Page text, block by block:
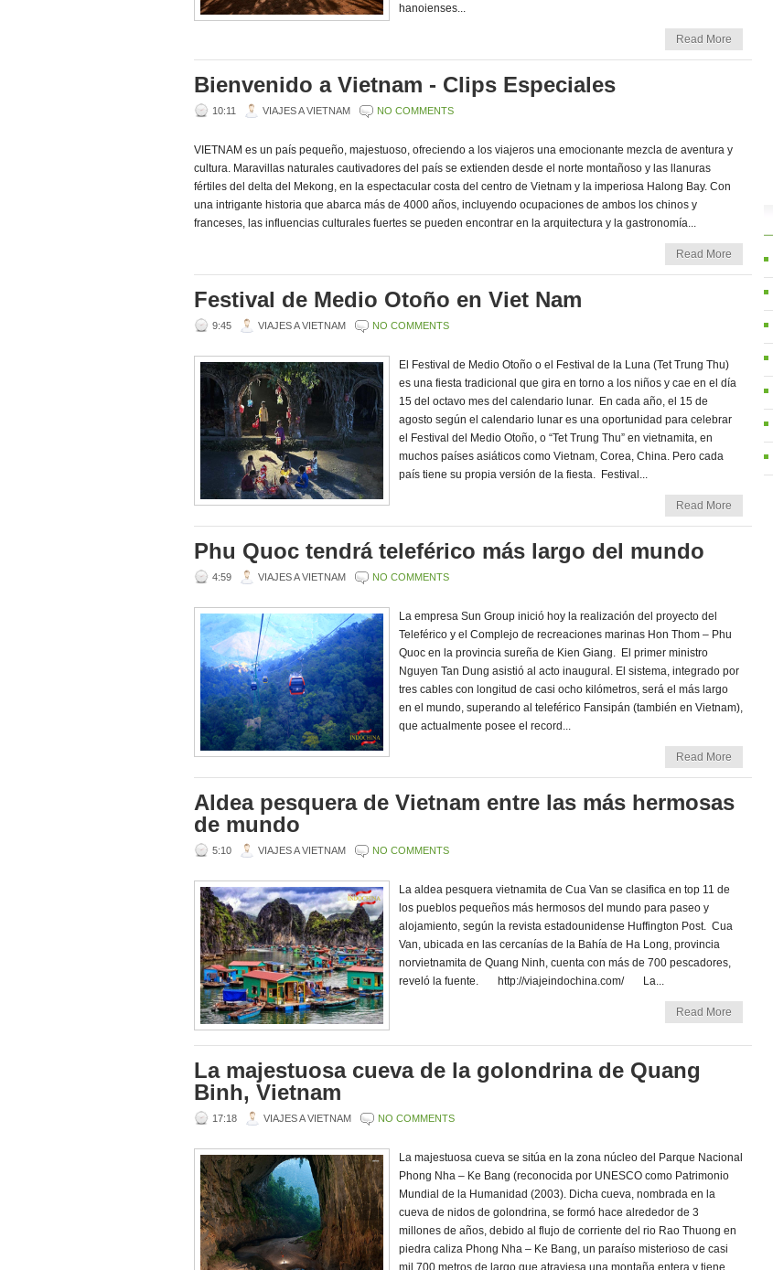
hanoienses...
Read More
Bienvenido a Vietnam - Clips Especiales
10:11 VIAJES A VIETNAM NO COMMENTS
VIETNAM es un país pequeño, majestuoso, ofreciendo a los viajeros una emocionante mezcla de aventura y
cultura. Maravillas naturales cautivadores del país se extienden desde el norte montañoso y las llanuras
fértiles del delta del Mekong, en la espectacular costa del centro de Vietnam y la imperiosa Halong Bay. Con
una intrigante historia que abarca más de 4000 años, incluyendo ocupaciones de ambos los chinos y
franceses, las influencias culturales fuertes se pueden encontrar en la arquitectura y la gastronomía...
Read More
Festival de Medio Otoño en Viet Nam
9:45 VIAJES A VIETNAM NO COMMENTS
El Festival de Medio Otoño o el Festival de la Luna (Tet Trung Thu)
es una fiesta tradicional que gira en torno a los niños y cae en el día
15 del octavo mes del calendario lunar. En cada año, el 15 de
agosto según el calendario lunar es una oportunidad para celebrar
el Festival del Medio Otoño, o “Tet Trung Thu” en vietnamita, en
muchos países asiáticos como Vietnam, Corea, China. Pero cada
país tiene su propia versión de la fiesta. Festival...
Read More
Phu Quoc tendrá teleférico más largo del mundo
4:59 VIAJES A VIETNAM NO COMMENTS
La empresa Sun Group inició hoy la realización del proyecto del
Teleférico y el Complejo de recreaciones marinas Hon Thom – Phu
Quoc en la provincia sureña de Kien Giang. El primer ministro
Nguyen Tan Dung asistió al acto inaugural. El sistema, integrado por
tres cables con longitud de casi ocho kilómetros, será el más largo
en el mundo, superando al teleférico Fansipán (también en Vietnam),
que actualmente posee el record...
Read More
Aldea pesquera de Vietnam entre las más hermosas
de mundo
5:10 VIAJES A VIETNAM NO COMMENTS
La aldea pesquera vietnamita de Cua Van se clasifica en top 11 de
los pueblos pequeños más hermosos del mundo para paseo y
alojamiento, según la revista estadounidense Huffington Post. Cua
Van, ubicada en las cercanías de la Bahía de Ha Long, provincia
norvietnamita de Quang Ninh, cuenta con más de 700 pescadores,
reveló la fuente. http://viajeindochina.com/ La...
Read More
La majestuosa cueva de la golondrina de Quang
Binh, Vietnam
17:18 VIAJES A VIETNAM NO COMMENTS
La majestuosa cueva se sitúa en la zona núcleo del Parque Nacional
Phong Nha – Ke Bang (reconocida por UNESCO como Patrimonio
Mundial de la Humanidad (2003). Dicha cueva, nombrada en la
cueva de nidos de golondrina, se formó hace alrededor de 3
millones de años, debido al flujo de corriente del rio Rao Thuong en
piedra caliza Phong Nha – Ke Bang, un paraíso misterioso de casi
mil 700 metros de largo que atraviesa una montaña entera y tiene...